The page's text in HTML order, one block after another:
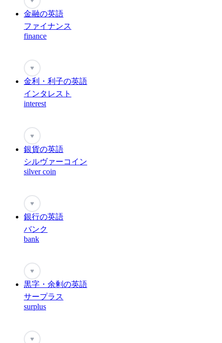
金融の英語
ファイナンス
finance
♥
金利・利子の英語
インタレスト
interest
♥
銀貨の英語
シルヴァーコイン
silver coin
♥
銀行の英語
バンク
bank
♥
黒字・余剰の英語
サープラス
surplus
♥